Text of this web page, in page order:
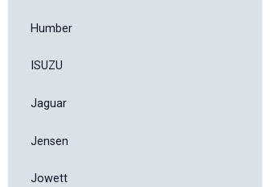
Humber
ISUZU
Jaguar
Jensen
Jowett